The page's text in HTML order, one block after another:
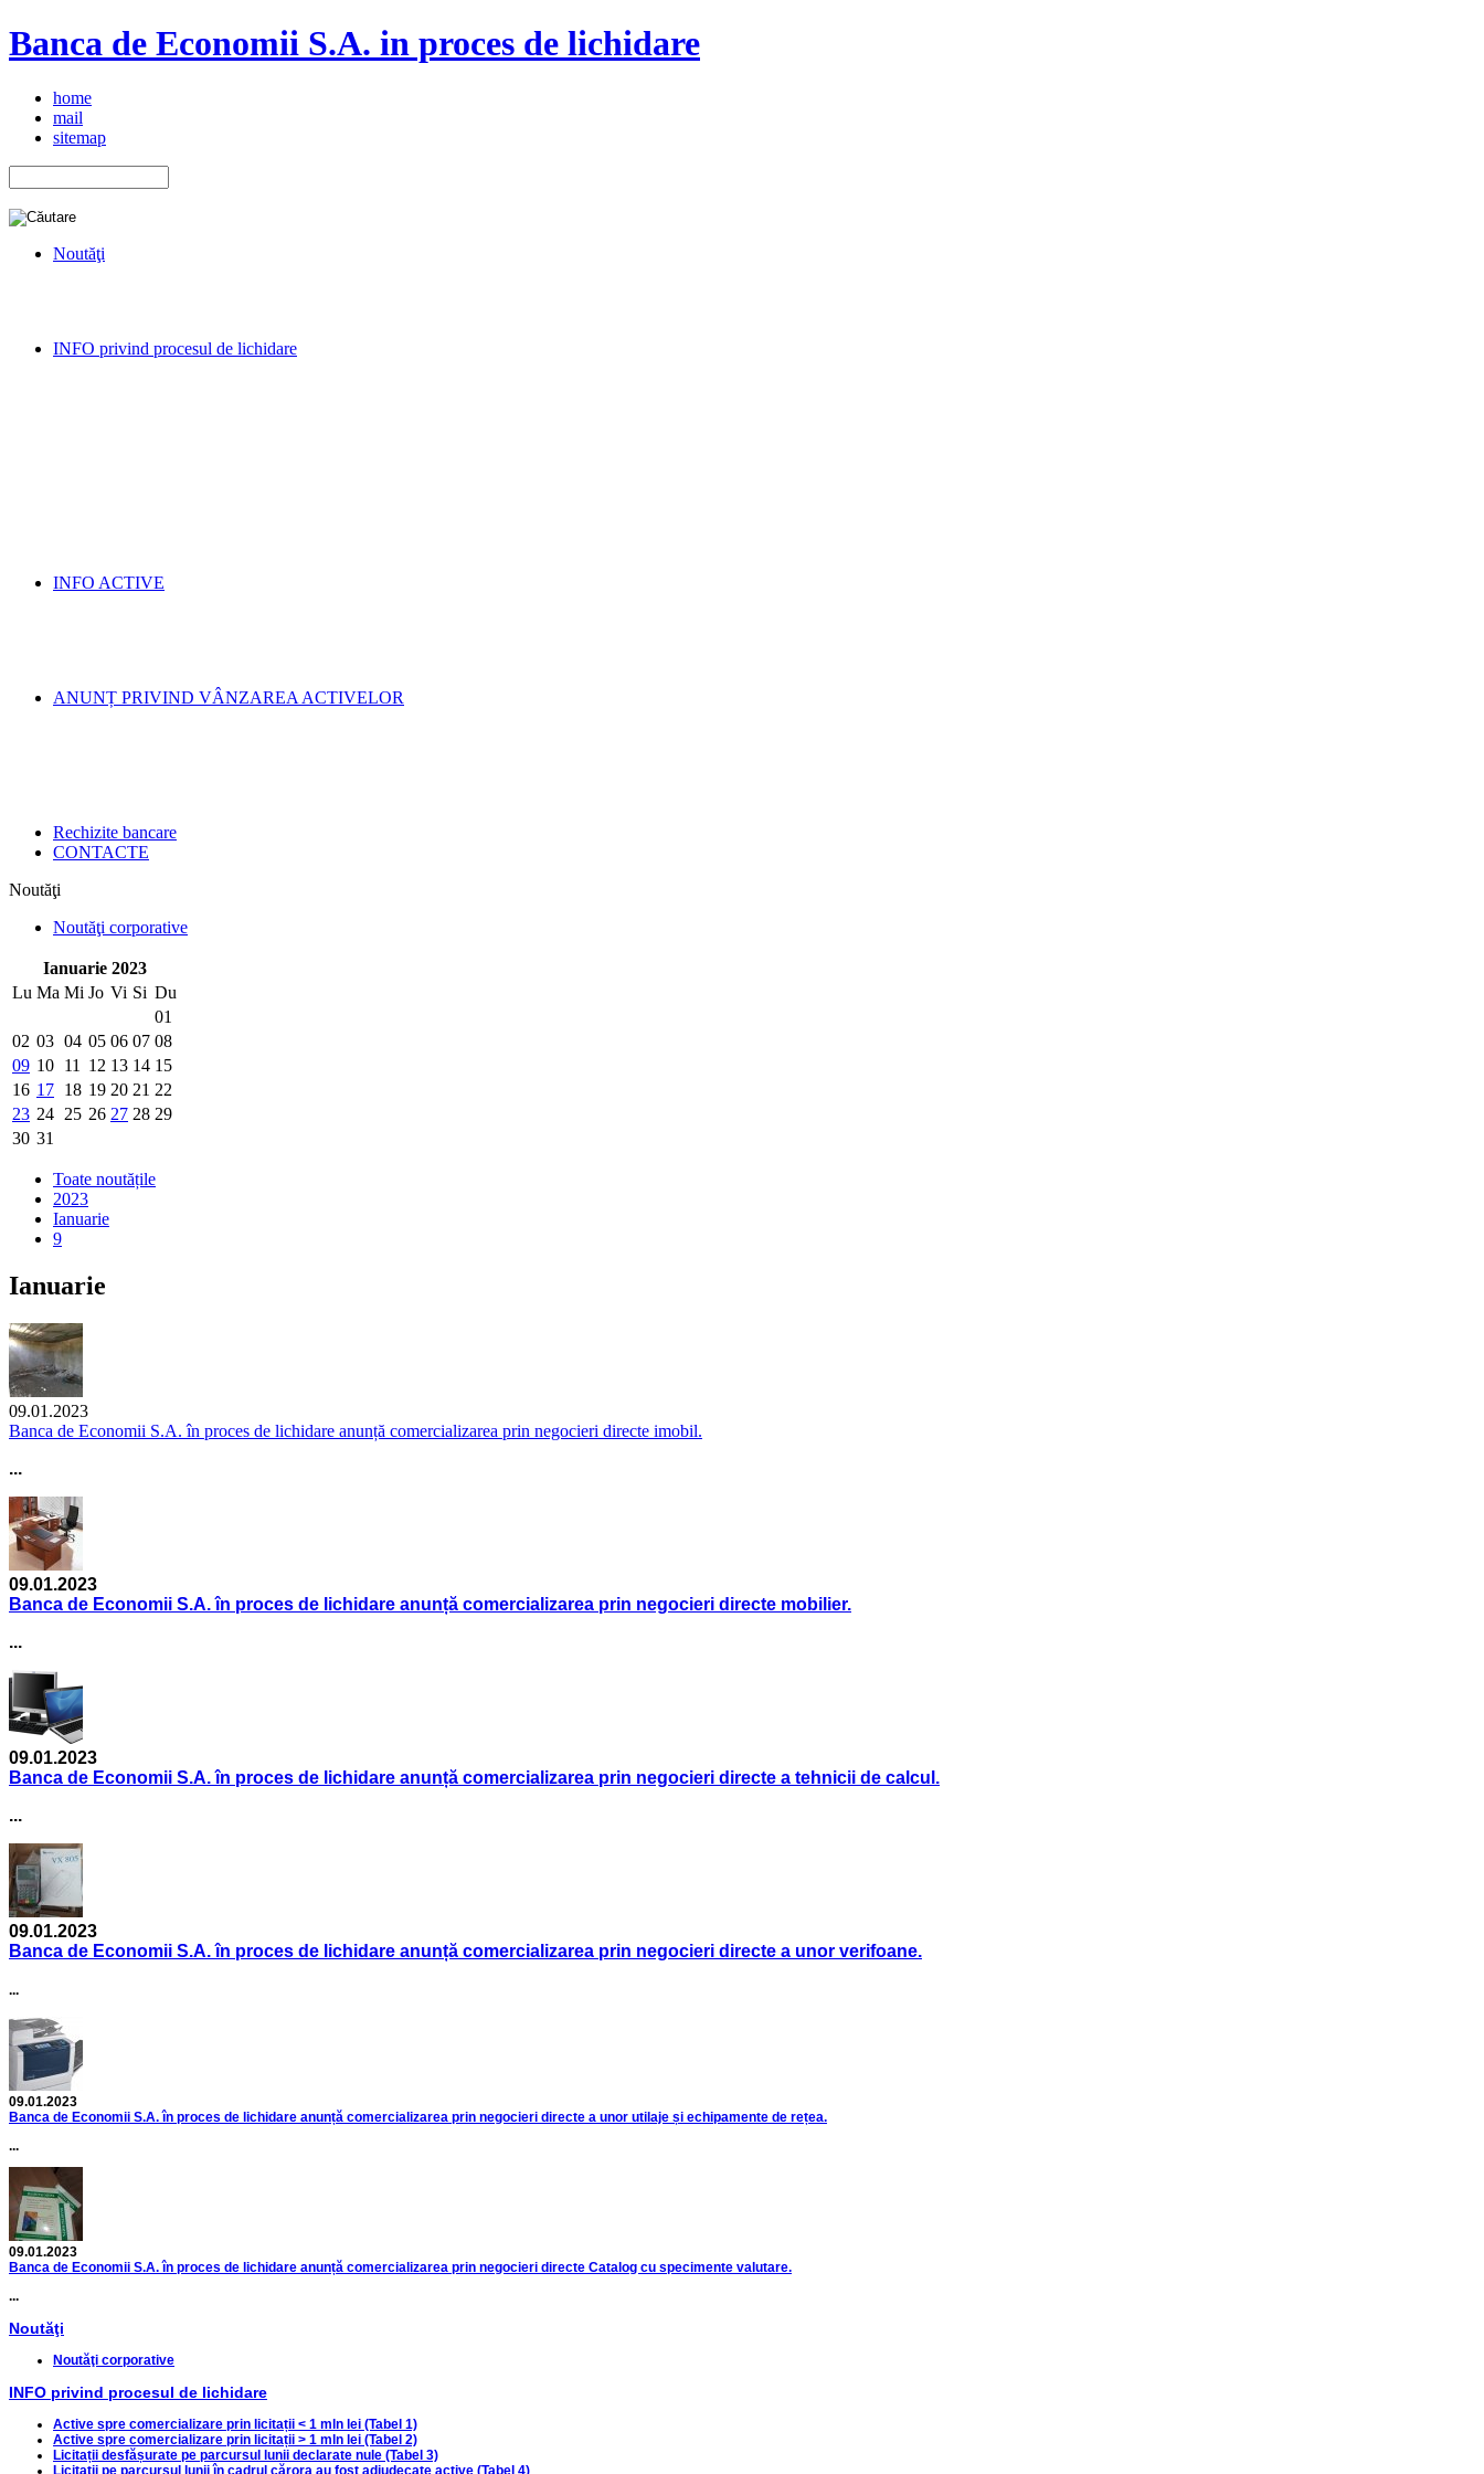
Banca de Economii S.A. in proces de lichidare
home
mail
sitemap
Noutăţi
INFO privind procesul de lichidare
INFO ACTIVE
ANUNȚ PRIVIND VÂNZAREA ACTIVELOR
Rechizite bancare
CONTACTE
Noutăţi
Noutăţi corporative
Ianuarie 2023
Lu Ma Mi Jo Vi Si Du
01
02 03 04 05 06 07 08
09 10 11 12 13 14 15
16 17 18 19 20 21 22
23 24 25 26 27 28 29
30 31
Toate noutățile
2023
Ianuarie
9
Ianuarie
09.01.2023
Banca de Economii S.A. în proces de lichidare anunță comercializarea prin negocieri directe imobil.
...
09.01.2023
Banca de Economii S.A. în proces de lichidare anunță comercializarea prin negocieri directe mobilier.
...
09.01.2023
Banca de Economii S.A. în proces de lichidare anunță comercializarea prin negocieri directe a tehnicii de calcul.
...
09.01.2023
Banca de Economii S.A. în proces de lichidare anunță comercializarea prin negocieri directe a unor verifoane.
...
09.01.2023
Banca de Economii S.A. în proces de lichidare anunță comercializarea prin negocieri directe a unor utilaje și echipamente de rețea.
...
09.01.2023
Banca de Economii S.A. în proces de lichidare anunță comercializarea prin negocieri directe Catalog cu specimente valutare.
...
Noutăţi
Noutăţi corporative
INFO privind procesul de lichidare
Active spre comercializare prin licitații < 1 mln lei (Tabel 1)
Active spre comercializare prin licitații > 1 mln lei (Tabel 2)
Licitații desfășurate pe parcursul lunii declarate nule (Tabel 3)
Licitații pe parcursul lunii în cadrul cărora au fost adjudecate active (Tabel 4)